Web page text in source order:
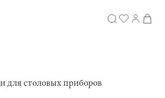
для столовых приборов